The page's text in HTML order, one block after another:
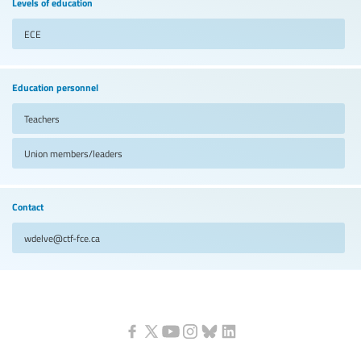
ECE
Education personnel
Teachers
Union members/leaders
Contact
wdelve@ctf-fce.ca